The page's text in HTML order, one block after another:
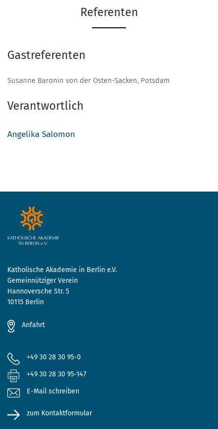
Referenten
Gastreferenten
Susanne Baronin von der Osten-Sacken, Potsdam
Verantwortlich
Angelika Salomon
Katholische Akademie in Berlin e.V.
Gemeinnütziger Verein
Hannoversche Str. 5
10115 Berlin
Anfahrt
+49 30 28 30 95-0
+49 30 28 30 95-147
E-Mail schreiben
zum Kontaktformular